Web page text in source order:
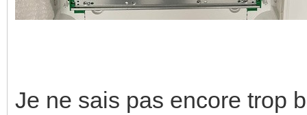
Je ne sais pas encore trop